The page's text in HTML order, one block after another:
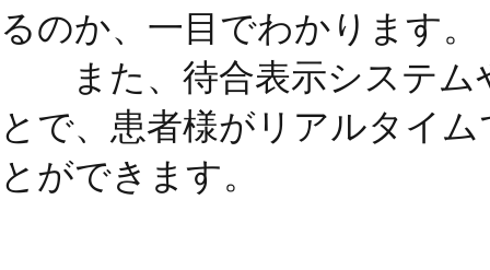
るのか、一目でわかります。
また、待合表示システム
とで、患者様がリアルタイ
とができます。